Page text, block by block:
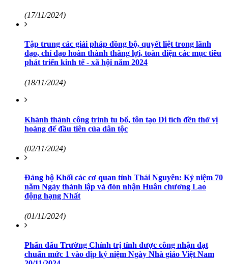
(17/11/2024)
Tập trung các giải pháp đồng bộ, quyết liệt trong lãnh
đạo, chỉ đạo hoàn thành thắng lợi, toàn diện các mục tiêu
phát triển kinh tế - xã hội năm 2024
(18/11/2024)
Khánh thành công trình tu bổ, tôn tạo Di tích đền thờ vị
hoàng đế đầu tiên của dân tộc
(02/11/2024)
Đảng bộ Khối các cơ quan tỉnh Thái Nguyên: Kỷ niệm 70
năm Ngày thành lập và đón nhận Huân chương Lao
động hạng Nhất
(01/11/2024)
Phấn đấu Trường Chính trị tỉnh được công nhận đạt
chuẩn mức 1 vào dịp kỷ niệm Ngày Nhà giáo Việt Nam